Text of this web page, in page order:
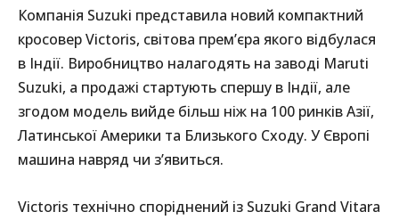
Компанія Suzuki представила новий компактний
кросовер Victoris, світова прем’єра якого відбулася
в Індії. Виробництво налагодять на заводі Maruti
Suzuki, а продажі стартують спершу в Індії, але
згодом модель вийде більш ніж на 100 ринків Азії,
Латинської Америки та Близького Сходу. У Європі
машина навряд чи з’явиться.
Victoris технічно споріднений із Suzuki Grand Vitara